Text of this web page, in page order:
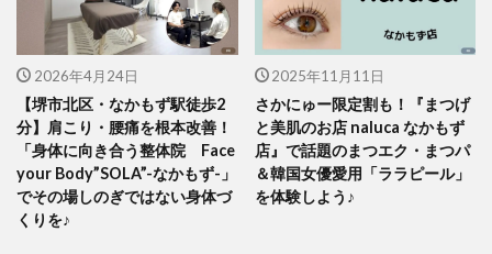
2026年4月24日
【堺市北区・なかもず駅徒歩2
分】肩こり・腰痛を根本改善！
「身体に向き合う整体院 Face
your Body”SOLA”-なかもず-」
でその場しのぎではない身体づ
くりを♪
2025年11月11日
さかにゅー限定割も！『まつげ
と美肌のお店 naluca なかもず
店』で話題のまつエク・まつパ
＆韓国女優愛用「ララピール」
を体験しよう♪